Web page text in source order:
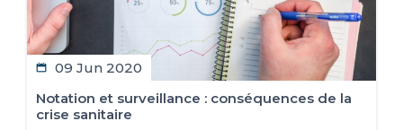
09 Jun 2020
Notation et surveillance : conséquences de la
crise sanitaire